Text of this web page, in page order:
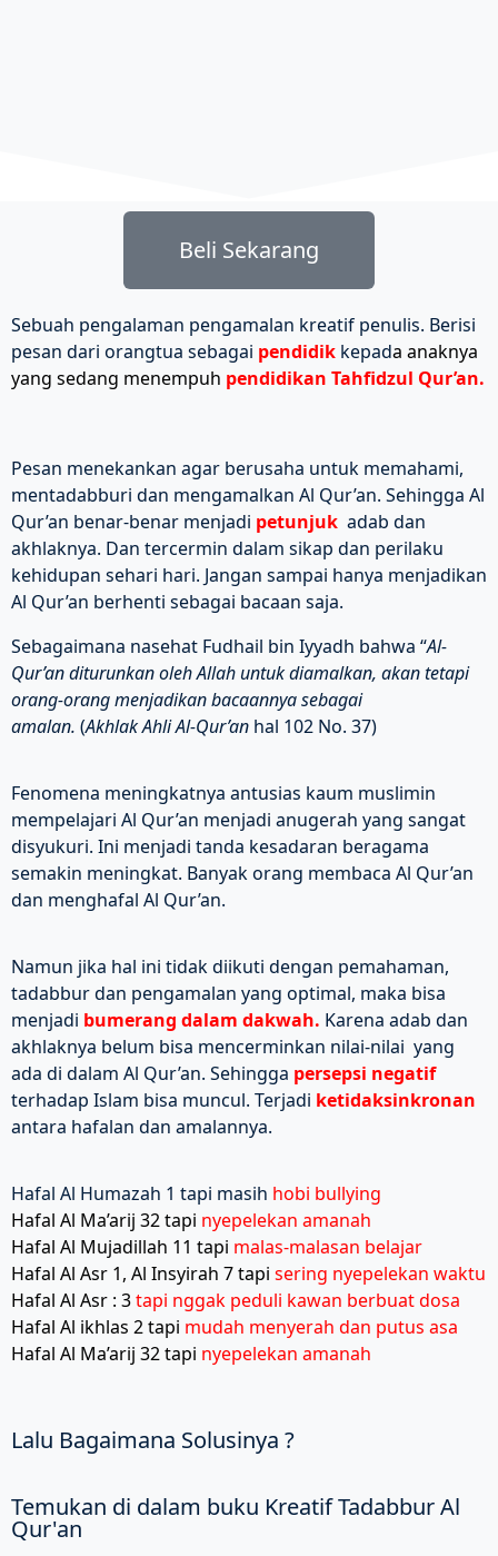
Beli Sekarang
Sebuah pengalaman pengamalan kreatif penulis. Berisi
pesan dari orangtua sebagai pendidik kepada anaknya
yang sedang menempuh pendidikan Tahfidzul Qur’an.
Pesan menekankan agar berusaha untuk memahami,
mentadabburi dan mengamalkan Al Qur’an. Sehingga Al
Qur’an benar-benar menjadi petunjuk adab dan
akhlaknya. Dan tercermin dalam sikap dan perilaku
kehidupan sehari hari. Jangan sampai hanya menjadikan
Al Qur’an berhenti sebagai bacaan saja.
Sebagaimana nasehat Fudhail bin Iyyadh bahwa “Al-
Qur’an diturunkan oleh Allah untuk diamalkan, akan tetapi
orang-orang menjadikan bacaannya sebagai
amalan. (Akhlak AhliAl-Qur’an hal 102 No. 37)
Fenomena meningkatnya antusias kaum muslimin
mempelajari Al Qur’an menjadi anugerah yang sangat
disyukuri. Ini menjadi tanda kesadaran beragama
semakin meningkat. Banyak orang membaca Al Qur’an
dan menghafal Al Qur’an.
Namun jika hal ini tidak diikuti dengan pemahaman,
tadabbur dan pengamalan yang optimal, maka bisa
menjadi bumerang dalam dakwah. Karena adab dan
akhlaknya belum bisa mencerminkan nilai-nilai yang
ada di dalam Al Qur’an. Sehingga persepsi negatif
terhadap Islam bisa muncul. Terjadi ketidaksinkronan
antara hafalan dan amalannya.
Hafal Al Humazah 1 tapi masih hobi bullying
Hafal Al Ma’arij 32 tapi nyepelekan amanah
Hafal Al Mujadillah 11 tapi malas-malasan belajar
Hafal Al Asr 1, Al Insyirah 7 tapi sering nyepelekan waktu
Hafal Al Asr : 3tapi nggak peduli kawan berbuat dosa
Hafal Al ikhlas 2 tapi mudah menyerah dan putus asa
Hafal Al Ma’arij 32 tapi nyepelekan amanah
Lalu Bagaimana Solusinya ?
Temukan di dalam buku Kreatif Tadabbur Al
Qur'an